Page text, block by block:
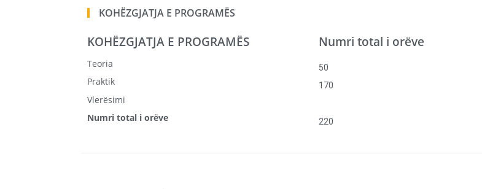
KOHËZGJATJA E PROGRAMËS
KOHËZGJATJA E PROGRAMËS
Teoria
Numri total i orëve
50
Praktik 170
Vlerësimi
Numri total i orëve
220